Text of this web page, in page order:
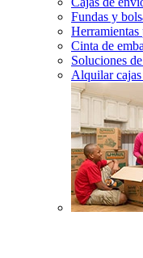
Fundas y
Herramientas
Cinta de
Soluciones
Alquilar cajas